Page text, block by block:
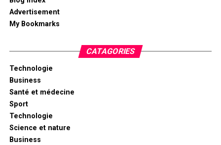
Advertisement
My Bookmarks
CATAGORIES
Technologie
Business
Santé et médecine
Sport
Technologie
Science et nature
Business